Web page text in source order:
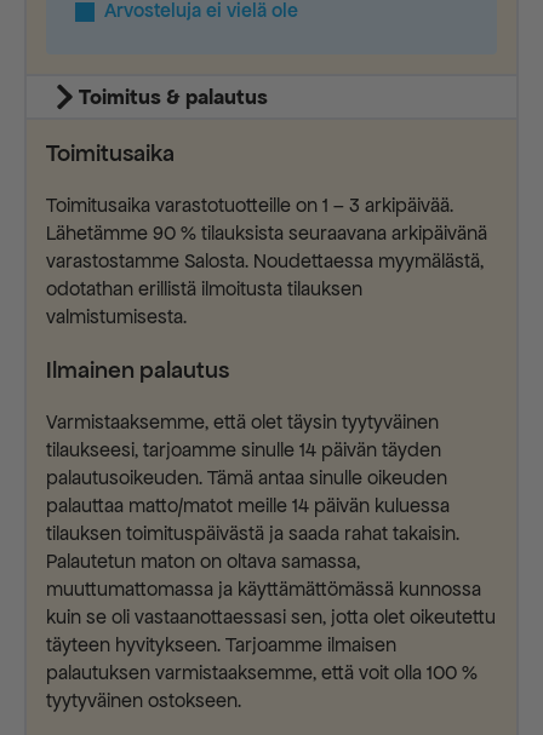
Arvosteluja ei vielä ole
Toimitus & palautus
Toimitusaika
Toimitusaika varastotuotteille on 1 – 3 arkipäivää.
Lähetämme 90 % tilauksista seuraavana arkipäivänä
varastostamme Salosta. Noudettaessa myymälästä,
odotathan erillistä ilmoitusta tilauksen
valmistumisesta.
Ilmainen palautus
Varmistaaksemme, että olet täysin tyytyväinen
tilaukseesi, tarjoamme sinulle 14 päivän täyden
palautusoikeuden. Tämä antaa sinulle oikeuden
palauttaa matto/matot meille 14 päivän kuluessa
tilauksen toimituspäivästä ja saada rahat takaisin.
Palautetun maton on oltava samassa,
muuttumattomassa ja käyttämättömässä kunnossa
kuin se oli vastaanottaessasi sen, jotta olet oikeutettu
täyteen hyvitykseen. Tarjoamme ilmaisen
palautuksen varmistaaksemme, että voit olla 100 %
tyytyväinen ostokseen.